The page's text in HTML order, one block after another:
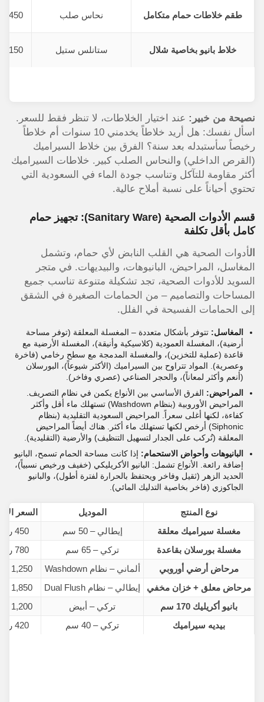
طقم خلاطات حمام متكامل نحاس صلب 1,450 ريال
خلاط بانيو بخاصية شلال ستانلس ستيل 1,150 ريال
نصيحة من خبير: عند اختيار الخلاطات، لا تنظر فقط للسعر.
اسأل نفسك: هل أريد خلاطاً يخدمني 10 سنوات أم خلاطاً
رخيصاً سأستبدله بعد سنة؟ الفرق بين خلاط السيراميك
(القرص الداخلي) والنحاس الصلب كبير. خلاطات السيراميك
أكثر مقاومة للتآكل وتناسب جودة الماء في السعودية التي
تحتوي أحياناً على نسبة أملاح عالية.
قسم الأدوات الصحية (Sanitary Ware): تجهيز حمام
كامل بأقل تكلفة
الأدوات الصحية هي القلب النابض لأي حمام، وتشمل
المغاسل، المراحيض، البانيوهات، والبيديهات. في متجر
السويد للأدوات الصحية، تجد تشكيلة متنوعة تناسب جميع
المساحات والتصاميم – من الحمامات الصغيرة في الشقق
إلى الحمامات الفسيحة في الفلل.
المغاسل: تتوفر بأشكال متعددة – المغسلة المعلقة (توفر مساحة
أرضية)، المغسلة العمودية (كلاسيكية وأنيقة)، المغسلة الأرضية مع
قاعدة (عملية للتخزين)، والمغسلة المدمجة مع سطح رخامي (فاخرة
وعصرية). المواد تتراوح بين السيراميك (الأكثر شيوعاً)، البورسلان
(أنعم وأكثر لمعاناً)، والحجر الصناعي (عصري وفاخر).
المراحيض: الفرق الأساسي بين الأنواع يكمن في نظام التصريف.
المراحيض الأوروبية (بنظام Washdown) تستهلك ماء أقل وأكثر
كفاءة، لكنها أغلى سعراً. المراحيض السعودية التقليدية (بنظام
Siphonic) أرخص لكنها تستهلك ماء أكثر. هناك أيضاً المراحيض
المعلقة (تُركب على الجدار لتسهيل التنظيف) والأرضية (التقليدية).
البانيوهات وأحواض الاستحمام: إذا كانت مساحة الحمام تسمح، البانيو
إضافة رائعة. الأنواع تشمل: البانيو الأكريليكي (خفيف ورخيص نسبياً)،
الحديد الزهر (ثقيل وفاخر ويحتفظ بالحرارة لفترة أطول)، والبانيو
الجاكوزي (فاخر بخاصية التدليك المائي).
نوع المنتج الموديل
السعر
مغسلة سيراميك معلقة
إيطالي – 50 سم
450 ريال
مغسلة بورسلان بقاعدة
تركي – 65 سم
780 ريال
مرحاض أرضي أوروبي
ألماني – نظام Washdown
1,250 ريال
مرحاض معلق + خزان مخفي
إيطالي – نظام Dual Flush
1,850 ريال
بانيو أكريليك 170 سم
تركي – أبيض
1,200 ريال
بيديه سيراميك
تركي – 40 سم 420 ريال